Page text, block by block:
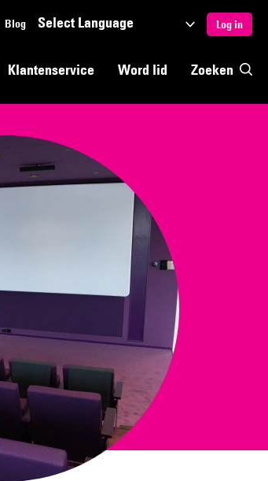
Klantenservice Word lid Zoeken
Blog
Selecteer
taal
Log in